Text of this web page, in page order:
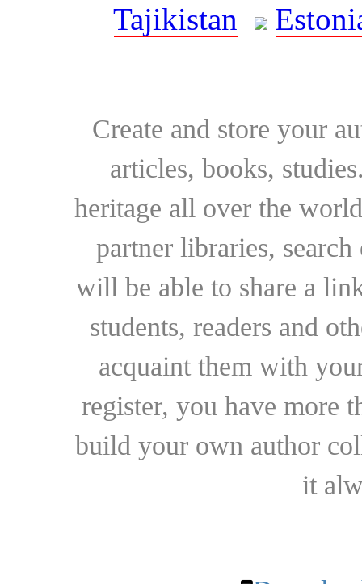
Tajikistan
Create and store your
articles, books,
heritage all over the
partner libraries,
will be able to share a
students, readers and
acquaint them with
register, you have more
build your own author
it